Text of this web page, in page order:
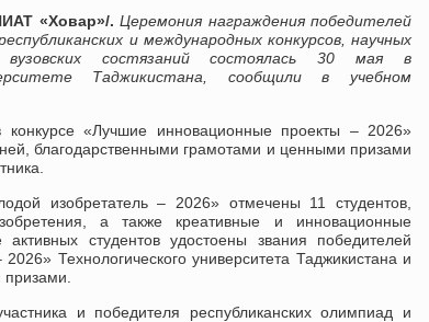
«Ховар»/. Церемония награждения победителей
и международных конкурсов, научных
состязаний состоялась 30 мая в
Таджикистана, сообщили в учебном
«Лучшие инновационные проекты – 2026»
благодарственными грамотами и ценными призами
изобретатель – 2026» отмечены 11 студентов,
а также креативные и инновационные
студентов удостоены звания победителей
Технологического университета Таджикистана и
и победителя республиканских олимпиад и